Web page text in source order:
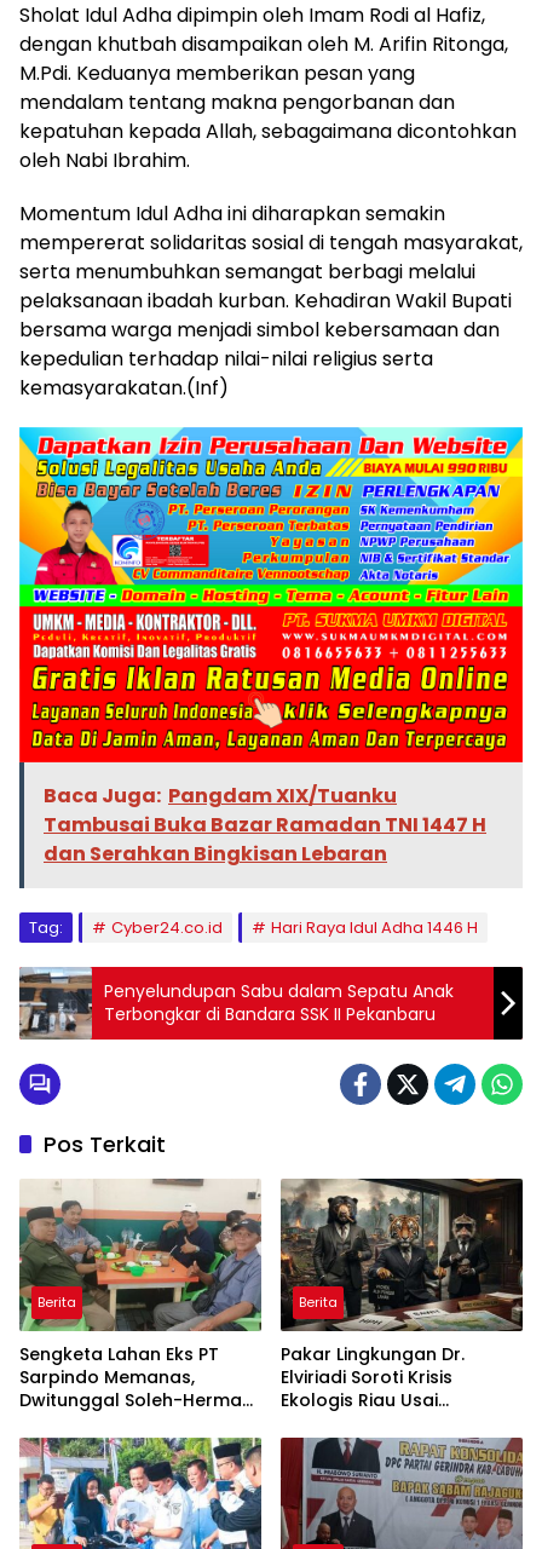
Sholat Idul Adha dipimpin oleh Imam Rodi al Hafiz,
dengan khutbah disampaikan oleh M. Arifin Ritonga,
M.Pdi. Keduanya memberikan pesan yang
mendalam tentang makna pengorbanan dan
kepatuhan kepada Allah, sebagaimana dicontohkan
oleh Nabi Ibrahim.
Momentum Idul Adha ini diharapkan semakin
mempererat solidaritas sosial di tengah masyarakat,
serta menumbuhkan semangat berbagi melalui
pelaksanaan ibadah kurban. Kehadiran Wakil Bupati
bersama warga menjadi simbol kebersamaan dan
kepedulian terhadap nilai-nilai religius serta
kemasyarakatan.(Inf)
Baca Juga: Pangdam XIX/Tuanku
Tambusai Buka Bazar Ramadan TNI 1447 H
dan Serahkan Bingkisan Lebaran
Tag: Cyber24.co.id Hari Raya Idul Adha 1446 H
Penyelundupan Sabu dalam Sepatu Anak
Terbongkar di Bandara SSK II Pekanbaru
Pos Terkait
Berita
Sengketa Lahan Eks PT
Sarpindo Memanas,
Dwitunggal Soleh-Herman
ke Pulau Rupat
Berita
Pakar Lingkungan Dr.
Elviriadi Soroti Krisis
Ekologis Riau Usai
Monyet, Harimau, dan
Beruang Terhadap Warga